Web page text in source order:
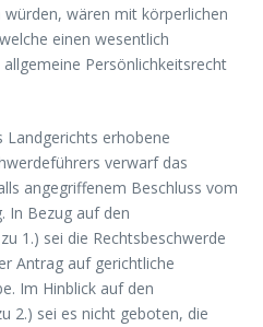
wären mit körperlichen
einen wesentlich
Persönlichkeitsrecht
Landgerichts erhobene
verwarf das
angegriffenem Beschluss vom
In Bezug auf den
1.) sei die Rechtsbeschwerde
Antrag auf gerichtliche
Im Hinblick auf den
2.) sei es nicht geboten, die